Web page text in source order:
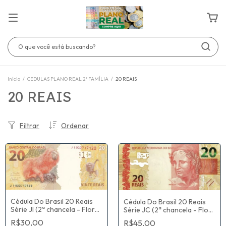
Início / CEDULAS PLANO REAL 2º FAMÍLIA / 20 REAIS
20 REAIS
Ordenar
Filtrar
Cédula Do Brasil 20 Reais
Série JI (2ª chancela - Flor
De Estampa) Paulo Roberto
R$30,00
Cédula Do Brasil 20 Reais
Série JC (2ª chancela - Flor
De Estampa) Paulo Roberto
R$45,00